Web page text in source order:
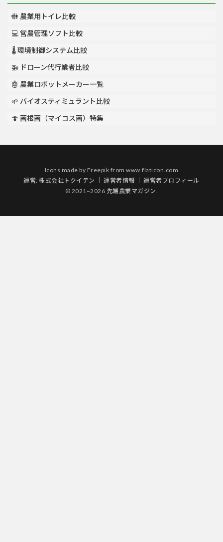
🚻 農業用トイレ比較
💻 営農管理ソフト比較
🌡️ 環境制御システム比較
🚁 ドローン代行業者比較
🤖 農業ロボットメーカー一覧
🌱 バイオスティミュラント比較
🍄 菌根菌（マイコス菌）特集
Icons made by Freepik fromwww.flaticon.com
運営:株式会社トクイテン ｜運営者情報 ｜運営者プロフィール
© 2021–2026 先端農業マガジン.